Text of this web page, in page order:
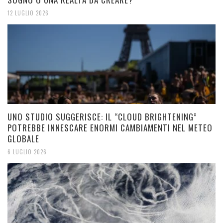
12 LUGLIO 2026
UNO STUDIO SUGGERISCE: IL “CLOUD BRIGHTENING”
POTREBBE INNESCARE ENORMI CAMBIAMENTI NEL METEO
GLOBALE
6 LUGLIO 2026